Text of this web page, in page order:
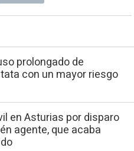
prolongado de
con un mayor riesgo
en Asturias por disparo
agente, que acaba